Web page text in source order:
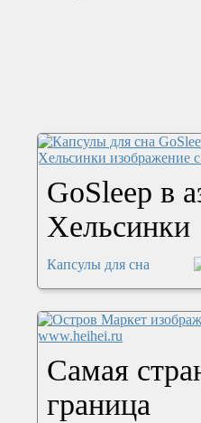
GoSleep в
Хельсинки
Капсулы для сна
Самая
граница